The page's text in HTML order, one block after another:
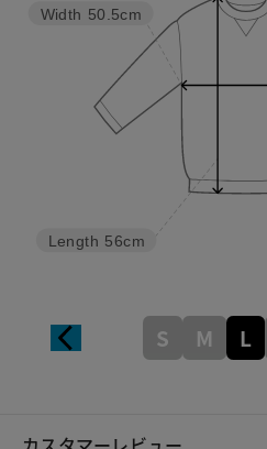
Length 56cm
Width 50.5cm
S M L